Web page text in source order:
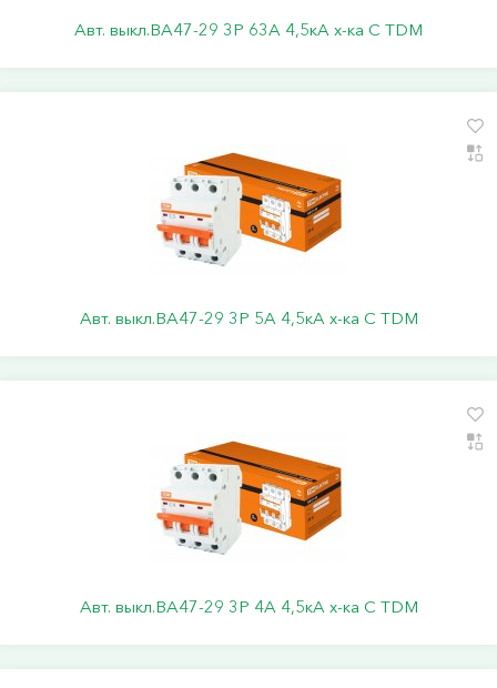
Авт. выкл.ВА47-29 3Р 63А 4,5кА х-ка С TDM
Авт. выкл.ВА47-29 3Р 5А 4,5кА х-ка С TDM
Авт. выкл.ВА47-29 3Р 4А 4,5кА х-ка С TDM